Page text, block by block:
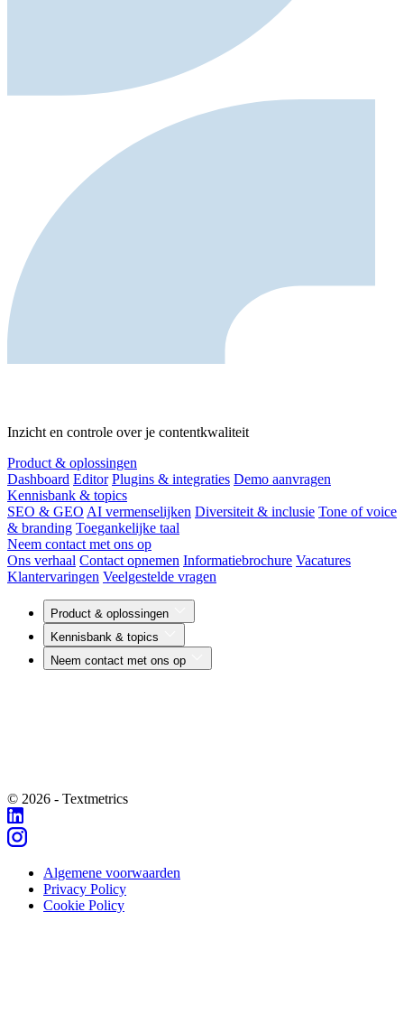
Inzicht en controle over je contentkwaliteit
Product & oplossingen
Dashboard Editor Plugins & integraties Demo aanvragen
Kennisbank & topics
SEO & GEO AI vermenselijken Diversiteit & inclusie Tone of voice
& branding Toegankelijke taal
Neem contact met ons op
Ons verhaal Contact opnemen Informatiebrochure Vacatures
Klantervaringen Veelgestelde vragen
Product & oplossingen
Kennisbank & topics
Neem contact met ons op
© 2026 - Textmetrics
Algemene voorwaarden
Privacy Policy
Cookie Policy